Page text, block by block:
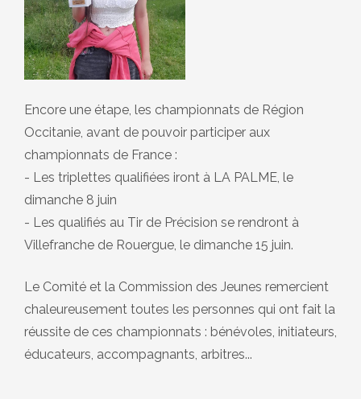
Encore une étape, les championnats de Région
Occitanie, avant de pouvoir participer aux
championnats de France :
- Les triplettes qualifiées iront à LA PALME, le
dimanche 8 juin
- Les qualifiés au Tir de Précision se rendront à
Villefranche de Rouergue, le dimanche 15 juin.
Le Comité et la Commission des Jeunes remercient
chaleureusement toutes les personnes qui ont fait la
réussite de ces championnats : bénévoles, initiateurs,
éducateurs, accompagnants, arbitres...